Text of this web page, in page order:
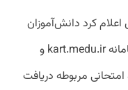
کرد دانش‌آموزان
می‌توانند کارت امتحان نهایی خود را از سامانه kart.medu.ir و
مربوطه دریافت